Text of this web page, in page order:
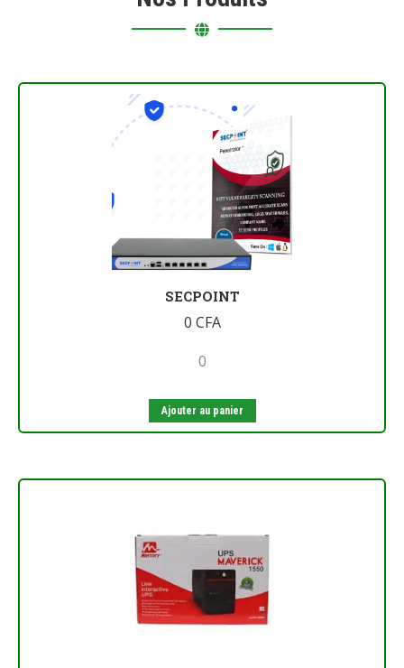
SECPOINT
0 CFA
0
Ajouter au panier